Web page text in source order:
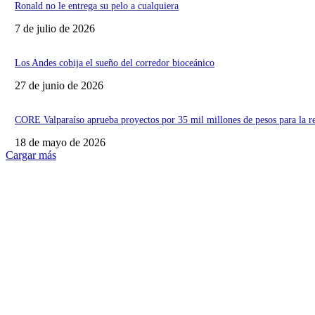
Ronald no le entrega su pelo a cualquiera
7 de julio de 2026
Los Andes cobija el sueño del corredor bioceánico
27 de junio de 2026
CORE Valparaíso aprueba proyectos por 35 mil millones de pesos para la
18 de mayo de 2026
Cargar más